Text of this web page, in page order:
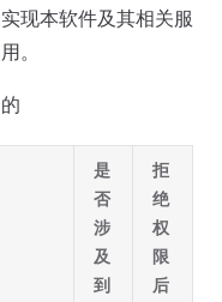
现本软件及其相关服
。
是
否
涉
及
到
拒
绝
权
限
后